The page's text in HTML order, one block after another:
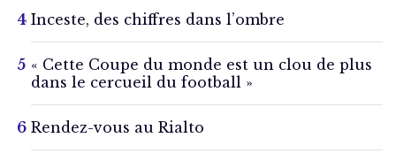
Inceste, des chiffres dans l’ombre
« Cette Coupe du monde est un clou de plus
dans le cercueil du football »
Rendez-vous au Rialto